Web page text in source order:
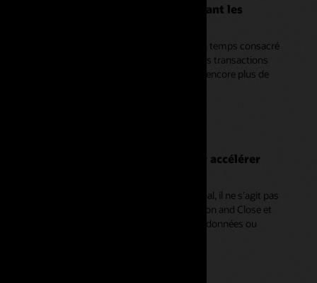
votre précision en automatisant les
peut être à l’origine de la majorité du temps consacré
Utilisez la mise en correspondance des transactions
automatisé intelligent peut suggérer encore plus de
à votre système de clôture pour accélérer
fait partie du système Oracle Cloud EPM global, il ne s’agit pas
est donc déjà intégrée à Financial Consolidation and Close et
nécessaire de perdre du temps à déplacer ses données ou